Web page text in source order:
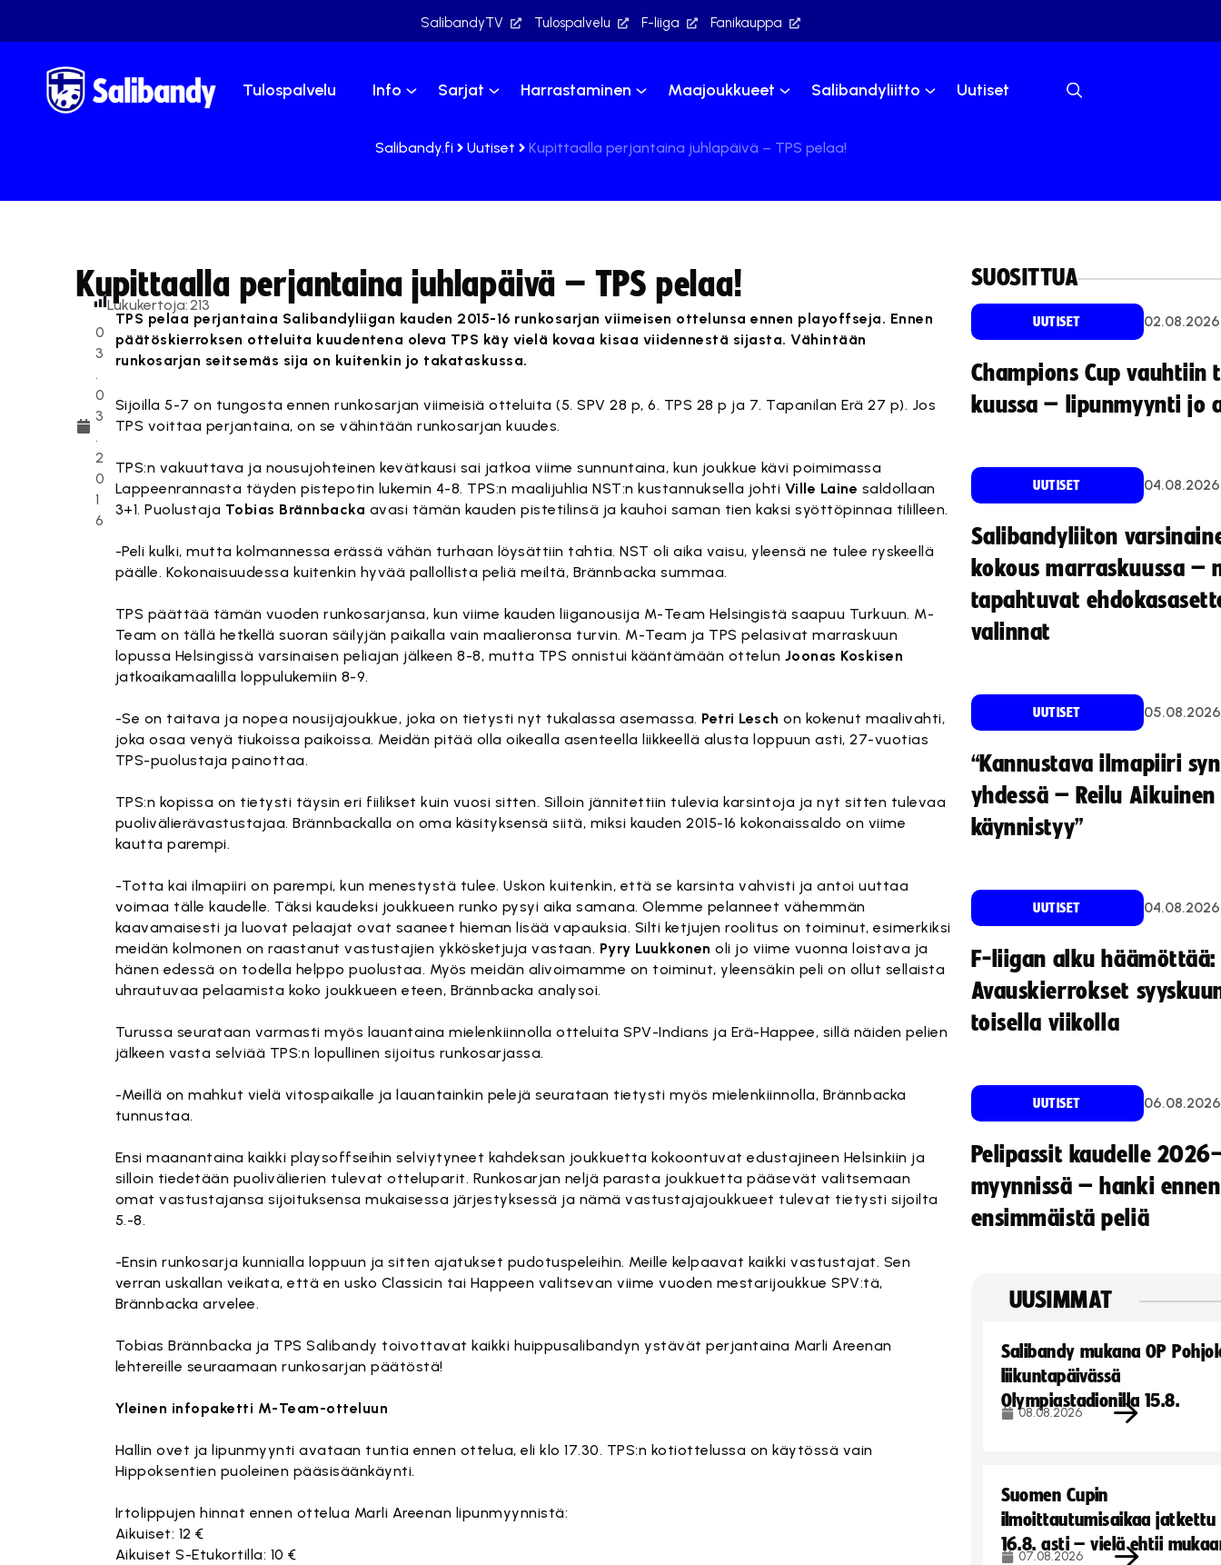
SalibandyTV Tulospalvelu F-liiga Fanikauppa
Tulospalvelu Info Sarjat Harrastaminen Maajoukkueet Salibandyliitto Uutiset
Salibandy.fi Uutiset Kupittaalla perjantaina juhlapäivä – TPS pelaa!
Kupittaalla perjantaina juhlapäivä – TPS pelaa!
0
3
.
0
3
.
2
0
1
6
Lukukertoja:213
TPS pelaa perjantaina Salibandyliigan kauden 2015-16 runkosarjan viimeisen ottelunsa ennen playoffseja. Ennen
päätöskierroksen otteluita kuudentena oleva TPS käy vielä kovaa kisaa viidennestä sijasta. Vähintään
runkosarjan seitsemäs sija on kuitenkin jo takataskussa.
Sijoilla 5-7 on tungosta ennen runkosarjan viimeisiä otteluita (5. SPV 28 p, 6. TPS 28 p ja 7. Tapanilan Erä 27 p). Jos
TPS voittaa perjantaina, on se vähintään runkosarjan kuudes.
TPS:n vakuuttava ja nousujohteinen kevätkausi sai jatkoa viime sunnuntaina, kun joukkue kävi poimimassa
Lappeenrannasta täyden pistepotin lukemin 4-8. TPS:n maalijuhlia NST:n kustannuksella johti Ville Laine saldollaan
3+1. Puolustaja Tobias Brännbacka avasi tämän kauden pistetilinsä ja kauhoi saman tien kaksi syöttöpinnaa tililleen.
-Peli kulki, mutta kolmannessa erässä vähän turhaan löysättiin tahtia. NST oli aika vaisu, yleensä ne tulee ryskeellä
päälle. Kokonaisuudessa kuitenkin hyvää pallollista peliä meiltä, Brännbacka summaa.
TPS päättää tämän vuoden runkosarjansa, kun viime kauden liiganousija M-Team Helsingistä saapuu Turkuun. M-
Team on tällä hetkellä suoran säilyjän paikalla vain maalieronsa turvin. M-Team ja TPS pelasivat marraskuun
lopussa Helsingissä varsinaisen peliajan jälkeen 8-8, mutta TPS onnistui kääntämään ottelun Joonas Koskisen
jatkoaikamaalilla loppulukemiin 8-9.
-Se on taitava ja nopea nousijajoukkue, joka on tietysti nyt tukalassa asemassa. Petri Lesch on kokenut maalivahti,
joka osaa venyä tiukoissa paikoissa. Meidän pitää olla oikealla asenteella liikkeellä alusta loppuun asti, 27-vuotias
TPS-puolustaja painottaa.
TPS:n kopissa on tietysti täysin eri fiilikset kuin vuosi sitten. Silloin jännitettiin tulevia karsintoja ja nyt sitten tulevaa
puolivälierävastustajaa. Brännbackalla on oma käsityksensä siitä, miksi kauden 2015-16 kokonaissaldo on viime
kautta parempi.
-Totta kai ilmapiiri on parempi, kun menestystä tulee. Uskon kuitenkin, että se karsinta vahvisti ja antoi uuttaa
voimaa tälle kaudelle. Täksi kaudeksi joukkueen runko pysyi aika samana. Olemme pelanneet vähemmän
kaavamaisesti ja luovat pelaajat ovat saaneet hieman lisää vapauksia. Silti ketjujen roolitus on toiminut, esimerkiksi
meidän kolmonen on raastanut vastustajien ykkösketjuja vastaan. Pyry Luukkonen oli jo viime vuonna loistava ja
hänen edessä on todella helppo puolustaa. Myös meidän alivoimamme on toiminut, yleensäkin peli on ollut sellaista
uhrautuvaa pelaamista koko joukkueen eteen, Brännbacka analysoi.
Turussa seurataan varmasti myös lauantaina mielenkiinnolla otteluita SPV-Indians ja Erä-Happee, sillä näiden pelien
jälkeen vasta selviää TPS:n lopullinen sijoitus runkosarjassa.
-Meillä on mahkut vielä vitospaikalle ja lauantainkin pelejä seurataan tietysti myös mielenkiinnolla, Brännbacka
tunnustaa.
Ensi maanantaina kaikki playsoffseihin selviytyneet kahdeksan joukkuetta kokoontuvat edustajineen Helsinkiin ja
silloin tiedetään puolivälierien tulevat otteluparit. Runkosarjan neljä parasta joukkuetta pääsevät valitsemaan
omat vastustajansa sijoituksensa mukaisessa järjestyksessä ja nämä vastustajajoukkueet tulevat tietysti sijoilta
5.-8.
-Ensin runkosarja kunnialla loppuun ja sitten ajatukset pudotuspeleihin. Meille kelpaavat kaikki vastustajat. Sen
verran uskallan veikata, että en usko Classicin tai Happeen valitsevan viime vuoden mestarijoukkue SPV:tä,
Brännbacka arvelee.
Tobias Brännbacka ja TPS Salibandy toivottavat kaikki huippusalibandyn ystävät perjantaina Marli Areenan
lehtereille seuraamaan runkosarjan päätöstä!
Yleinen infopaketti M-Team-otteluun
Hallin ovet ja lipunmyynti avataan tuntia ennen ottelua, eli klo 17.30. TPS:n kotiottelussa on käytössä vain
Hippoksentien puoleinen pääsisäänkäynti.
Irtolippujen hinnat ennen ottelua Marli Areenan lipunmyynnistä:
Aikuiset: 12 €
Aikuiset S-Etukortilla: 10 €
SUOSITTUA
UUTISET 02.08.2026
Champions Cup vauhtiin
kuussa – lipunmyynti jo
UUTISET 04.08.2026
Salibandyliiton
kokous marraskuussa –
tapahtuvat
valinnat
UUTISET 05.08.2026
“Kannustava ilmapiiri
yhdessä – Reilu
käynnistyy”
UUTISET 04.08.2026
F-liigan alku häämöttää:
Avauskierrokset
toisella viikolla
UUTISET 06.08.2026
Pelipassit kaudelle
myynnissä – hanki ennen
ensimmäistä peliä
UUSIMMAT
Salibandy mukana OP
liikuntapäivässä
Olympiastadionilla 15.8.
08.08.2026
Suomen Cupin
ilmoittautumisaikaa jatkettu
16.8. asti – vielä ehtii
07.08.2026